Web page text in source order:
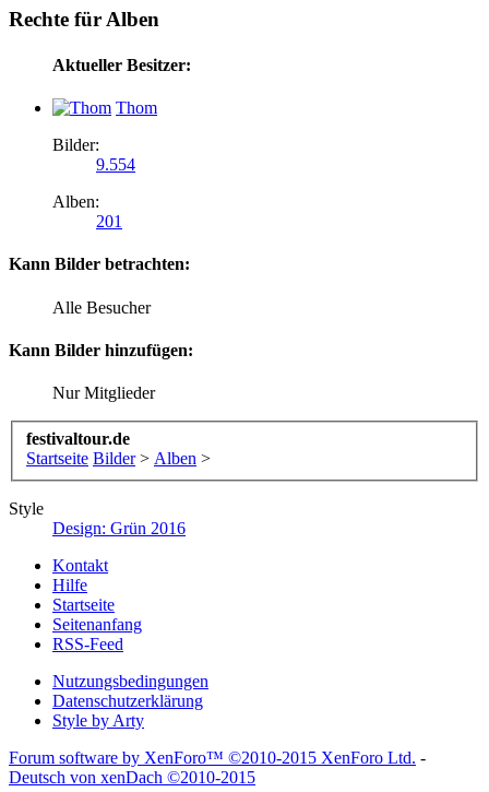
Rechte für Alben
Aktueller Besitzer:
Thom
Bilder:
9.554
Alben:
201
Kann Bilder betrachten:
Alle Besucher
Kann Bilder hinzufügen:
Nur Mitglieder
festivaltour.de
Startseite Bilder > Alben >
Style
Design: Grün 2016
Kontakt
Hilfe
Startseite
Seitenanfang
RSS-Feed
Nutzungsbedingungen
Datenschutzerklärung
Style by Arty
Forum software by XenForo™ ©2010-2015 XenForo Ltd. -
Deutsch von xenDach ©2010-2015